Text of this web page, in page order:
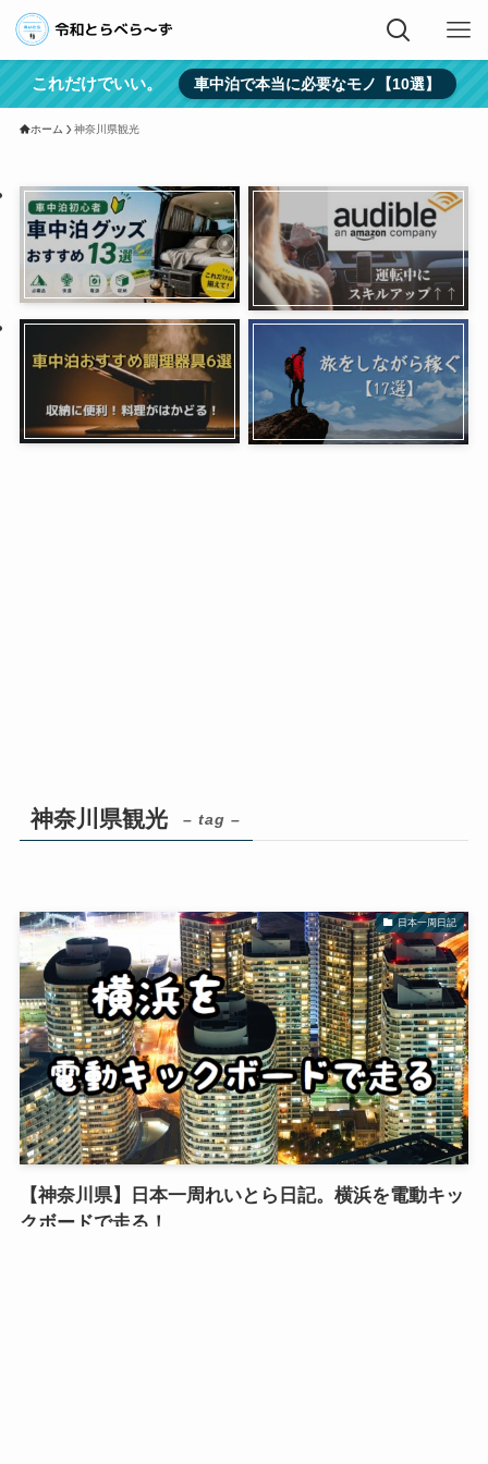
これだけでいい。 車中泊で本当に必要なモノ【10選】
ホーム 神奈川県観光
神奈川県観光 – tag –
日本一周日記
【神奈川県】日本一周れいとら日記。横浜を電動キッ
クボードで走る！